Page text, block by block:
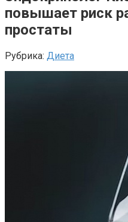
повышает риск
простаты
Рубрика: Диета